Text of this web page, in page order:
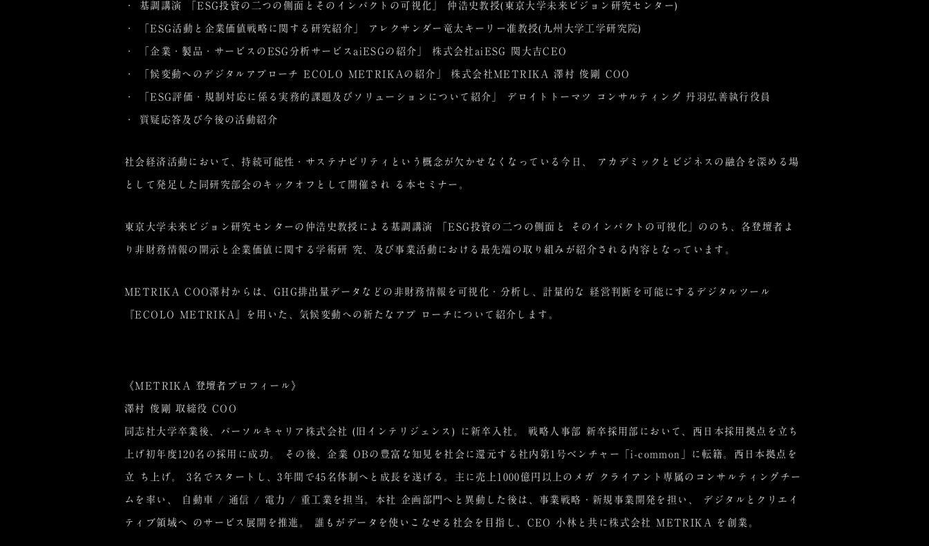
・ 基調講演 「ESG投資の二つの側面とそのインパクトの可視化」 仲浩史教授(東京大学未来ビジョン研究センター)
・ 「ESG活動と企業価値戦略に関する研究紹介」 アレクサンダー竜太キーリー准教授(九州大学工学研究院)
・ 「企業・製品・サービスのESG分析サービスaiESGの紹介」 株式会社aiESG 関大吉CEO
・ 「候変動へのデジタルアプローチECOLO METRIKA の紹介」 株式会社 METRIKA 澤村 俊剛 COO
・ 「ESG評価・規制対応に係る実務的課題及びソリューションについて紹介」 デロイトトーマツ コンサルティング 丹羽弘善執行役員
・ 質疑応答及び今後の活動紹介
社会経済活動において、持続可能性・サステナビリティという概念が欠かせなくなっている今日、 アカデミックとビジネスの融合を深める場
として発足した同研究部会のキックオフとして開催され る本セミナー。
東京大学未来ビジョン研究センターの仲浩史教授による基調講演 「ESG投資の二つの側面と そのインパクトの可視化」ののち、各登壇者よ
り非財務情報の開示と企業価値に関する学術研 究、及び事業活動における最先端の取り組みが紹介される内容となっています。
METRIKA COO澤村からは、GHG排出量データなどの非財務情報を可視化・分析し、計量的な 経営判断を可能にするデジタルツール
『ECOLO METRIKA』を用いた、気候変動への新たなアプ ローチについて紹介します。
《METRIKA 登壇者プロフィール》
澤村 俊剛 取締役 COO
同志社大学卒業後、パーソルキャリア株式会社 (旧インテリジェンス) に新卒入社。 戦略人事部 新卒採用部において、西日本採用拠点を立ち
上げ初年度120名の採用に成功。 その後、企業 OBの豊富な知見を社会に還元する社内第1号ベンチャー「i-common」に転籍。西日本拠点を
立 ち上げ。 3名でスタートし、3年間で45名体制へと成長を遂げる。主に売上1000億円以上のメガ クライアント専属のコンサルティングチー
ムを率い、 自動車 / 通信 / 電力 / 重工業を担当。本社 企画部門へと異動した後は、事業戦略・新規事業開発を担い、 デジタルとクリエイ
ティブ領域へ のサービス展開を推進。 誰もがデータを使いこなせる社会を目指し、CEO 小林と共に株式会社 METRIKA を創業。